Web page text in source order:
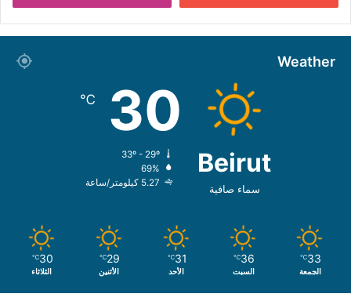
Weather
Beirut
سماء صافية
30
℃
69%
5.27 كيلومتر/ساعة
33
℃
الجمعة
36
℃
السبت
31
℃
الأحد
29
℃
الأثنين
30
℃
الثلاثاء